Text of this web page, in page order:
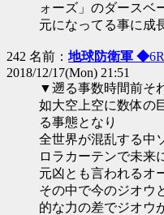
ォーズ」のダースベ
元になってる事に成
242 名前： 地球防衛軍 ◆
2018/12/17(Mon) 21:51
▼遡る事数時間前そ
如大空上空に数体の
る事態となり
全世界が混乱する中
ロラカーテンで未来
元凶とも言われるオ
その中で今のジオウ
的な力の差でジオウ